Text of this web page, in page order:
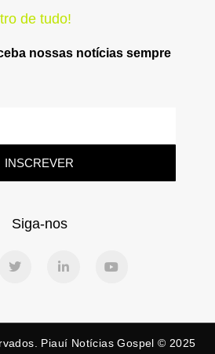
de tudo!
nossas notícias sempre
INSCREVER
Siga-nos
Piauí Notícias Gospel © 2025